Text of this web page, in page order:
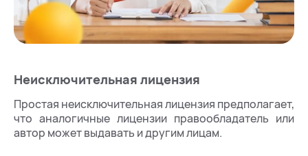
Неисключительная лицензия
Простая неисключительная лицензия предполагает,
что аналогичные лицензии правообладатель или
автор может выдавать и другим лицам.